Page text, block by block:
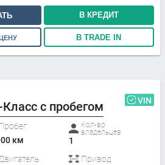
В КРЕДИТ
В TRADE IN
с пробегом VIN
км
Кол-во
владельцев
1
Привод